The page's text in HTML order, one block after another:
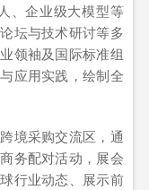
、企业级大模型等
坛与技术研讨等多
领袖及国际标准组
应用实践，绘制全
境采购交流区，通
务配对活动，展会
行业动态、展示前